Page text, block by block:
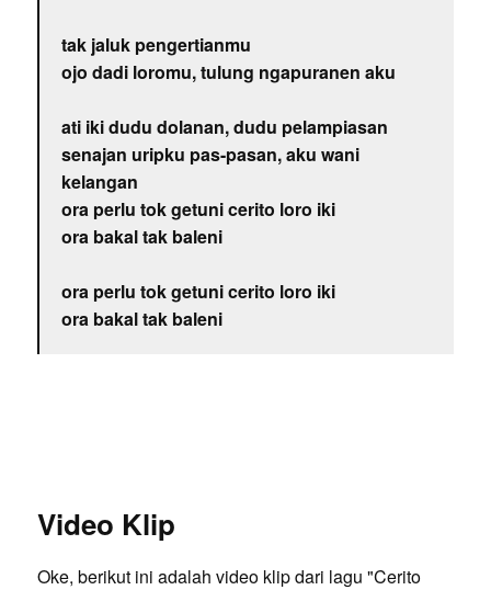
tak jaluk pengertianmu
ojo dadi loromu, tulung ngapuranen aku
ati iki dudu dolanan, dudu pelampiasan
senajan uripku pas-pasan, aku wani
kelangan
ora perlu tok getuni cerito loro iki
ora bakal tak baleni
ora perlu tok getuni cerito loro iki
ora bakal tak baleni
Video Klip
Oke, berikut ini adalah video klip dari lagu "Cerito